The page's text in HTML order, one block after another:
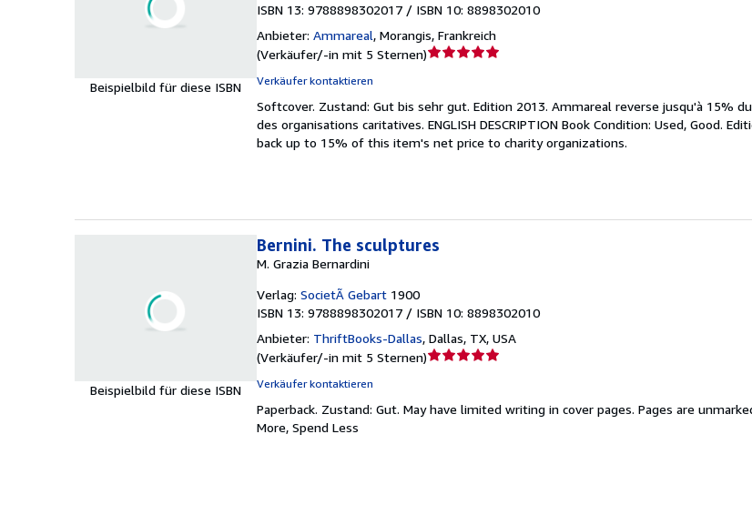
Beispielbild für diese ISBN
ISBN 13: 9788898302017 / ISBN 10: 8898302010
Anbieter: Ammareal, Morangis, Frankreich
(Verkäufer/-in mit 5 Sternen)Verkäuferbewertung
5
Sternen
Verkäufer kontaktieren
Softcover. Zustand: Gut bis sehr gut. Edition 2013. Ammareal reverse jusqu'à 15%
des organisations caritatives. ENGLISH DESCRIPTION Book Condition: Used, Good.
back up to 15% of this item's net price to charity organizations.
Beispielbild für diese ISBN
Bernini. The sculptures
M. Grazia Bernardini
Verlag: SocietÃ Gebart 1900
ISBN 13: 9788898302017 / ISBN 10: 8898302010
Anbieter: ThriftBooks-Dallas, Dallas, TX, USA
(Verkäufer/-in mit 5 Sternen)Verkäuferbewertung
5
Verkäufer kontaktieren
Paperback. Zustand: Gut. May have limited writing in cover pages. Pages are
More, Spend Less